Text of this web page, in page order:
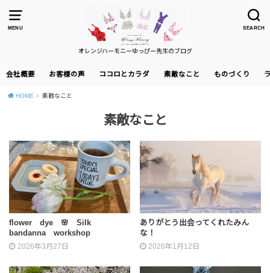
MENU SEARCH
オレンジハーモニーゆっぴー先生のブログ
会社概要 お客様の声 ココロとカラダ 素敵なこと ものづくり
HOME 素敵なこと
素敵なこと
flower dye 🌸 Silk
bandanna workshop
2026年3月27日
ありがとう出会ってくれたみん
な！
2026年1月12日